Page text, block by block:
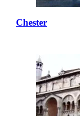
Chester